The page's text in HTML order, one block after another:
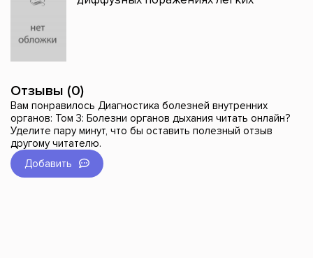
Отзывы (0)
Вам понравилось Диагностика болезней внутренних
органов: Том 3: Болезни органов дыхания читать онлайн?
Уделите пару минут, что бы оставить полезный отзыв
другому читателю.
Добавить